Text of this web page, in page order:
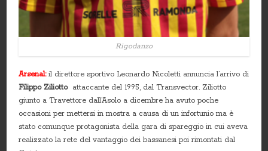
Rigodanzo
Arsenal:il direttore sportivo Leonardo Nicoletti annuncia l’arrivo di
Filippo Ziliotto attaccante del 1995, dal Transvector. Ziliotto
giunto a Travettore dall’Asolo a dicembre ha avuto poche
occasioni per mettersi in mostra a causa di un infortunio ma è
stato comunque protagonista della gara di spareggio in cui aveva
realizzato la rete del vantaggio dei bassanesi poi rimontati dal